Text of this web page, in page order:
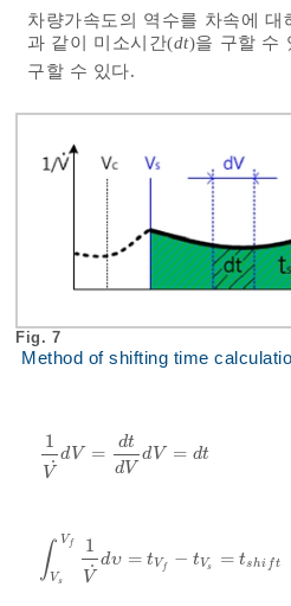
차량가속도의 역수를 차속에 대
과 같이 미소시간(dt)을 구할 수
구할 수 있다.
Fig. 7
Method of shifting time
1
V˙
d V =
dt
dV
d V = dt
1V ˙d V=dtdV dV=d
∫ Vf
Vs
1
V˙
dυ = tVf − tVs = tshi ft
VsVf1V ˙dυ =t Vf- tV s=tsh